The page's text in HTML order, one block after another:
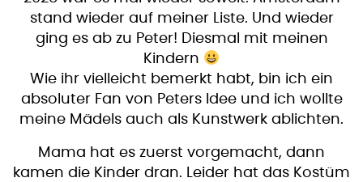
stand wieder auf meiner Liste. Und wieder
ging es ab zu Peter! Diesmal mit meinen
Kindern
Wie ihr vielleicht bemerkt habt, bin ich ein
absoluter Fan von Peters Idee und ich wollte
meine Mädels auch als Kunstwerk ablichten.
Mama hat es zuerst vorgemacht, dann
kamen die Kinder dran. Leider hat das Kostüm